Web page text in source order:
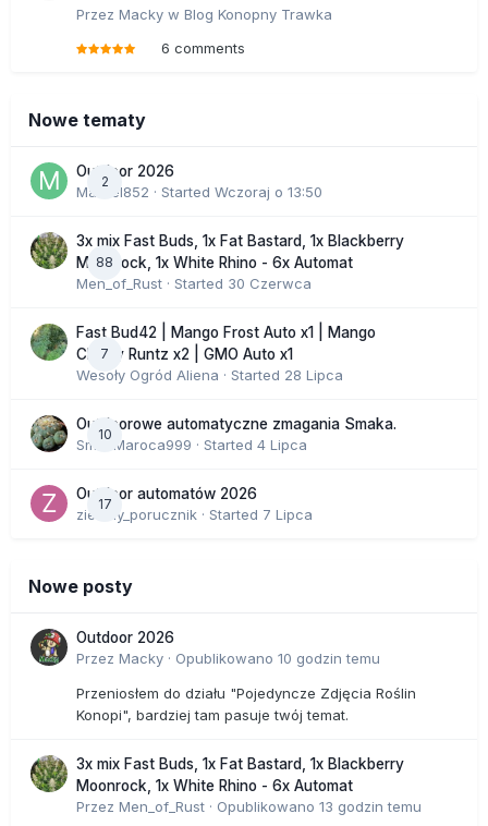
Przez Macky w Blog Konopny Trawka
6 comments
Nowe tematy
2
Outdoor 2026
Marcel852 · Started Wczoraj o 13:50
88
3x mix Fast Buds, 1x Fat Bastard, 1x Blackberry
Moonrock, 1x White Rhino - 6x Automat
Men_of_Rust · Started 30 Czerwca
7
Fast Bud42 | Mango Frost Auto x1 | Mango
Cherry Runtz x2 | GMO Auto x1
Wesoły Ogród Aliena · Started 28 Lipca
10
Outdoorowe automatyczne zmagania Smaka.
SmakMaroca999 · Started 4 Lipca
17
Outdoor automatów 2026
zielony_porucznik · Started 7 Lipca
Nowe posty
Outdoor 2026
Przez Macky · Opublikowano 10 godzin temu
Przeniosłem do działu "Pojedyncze Zdjęcia Roślin
Konopi", bardziej tam pasuje twój temat.
3x mix Fast Buds, 1x Fat Bastard, 1x Blackberry
Moonrock, 1x White Rhino - 6x Automat
Przez Men_of_Rust · Opublikowano 13 godzin temu